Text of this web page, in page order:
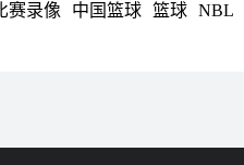
赛录像 中国篮球 篮球 NBL